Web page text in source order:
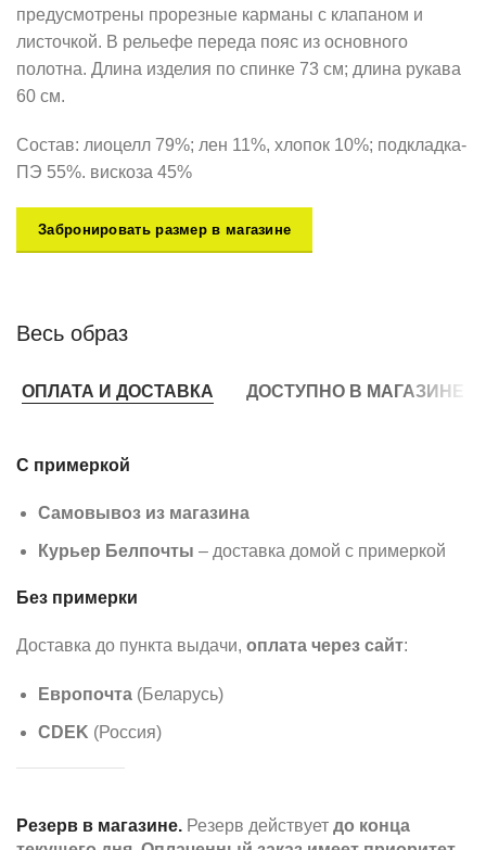
предусмотрены прорезные карманы с клапаном и
листочкой. В рельефе переда пояс из основного
полотна. Длина изделия по спинке 73 см; длина рукава
60 см.
Состав: лиоцелл 79%; лен 11%, хлопок 10%; подкладка-
ПЭ 55%. вискоза 45%
Забронировать размер в магазине
Весь образ
ОПЛАТА И ДОСТАВКА ДОСТУПНО В МАГАЗИНЕ
С примеркой
Самовывоз из магазина
Курьер Белпочты – доставка домой с примеркой
Без примерки
Доставка до пункта выдачи, оплата через сайт:
Европочта (Беларусь)
CDEK (Россия)
Резерв в магазине. Резерв действует до конца